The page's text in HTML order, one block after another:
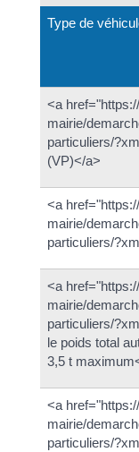
Type de
<a
mairie/
particuliers/
(VP)</a>
<a
mairie/
particuliers/
<a
mairie/
particuliers/
le poids total
3,5 t
<a
mairie/
particuliers/